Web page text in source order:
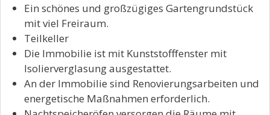
Ein schönes und großzügiges Gartengrundstück
mit viel Freiraum.
Teilkeller
Die Immobilie ist mit Kunststofffenster mit
Isolierverglasung ausgestattet.
An der Immobilie sind Renovierungsarbeiten und
energetische Maßnahmen erforderlich.